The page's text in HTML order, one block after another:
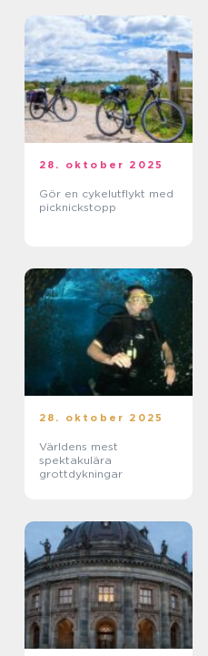
28. oktober 2025
Gör en cykelutflykt med
picknickstopp
28. oktober 2025
Världens mest
spektakulära
grottdykningar